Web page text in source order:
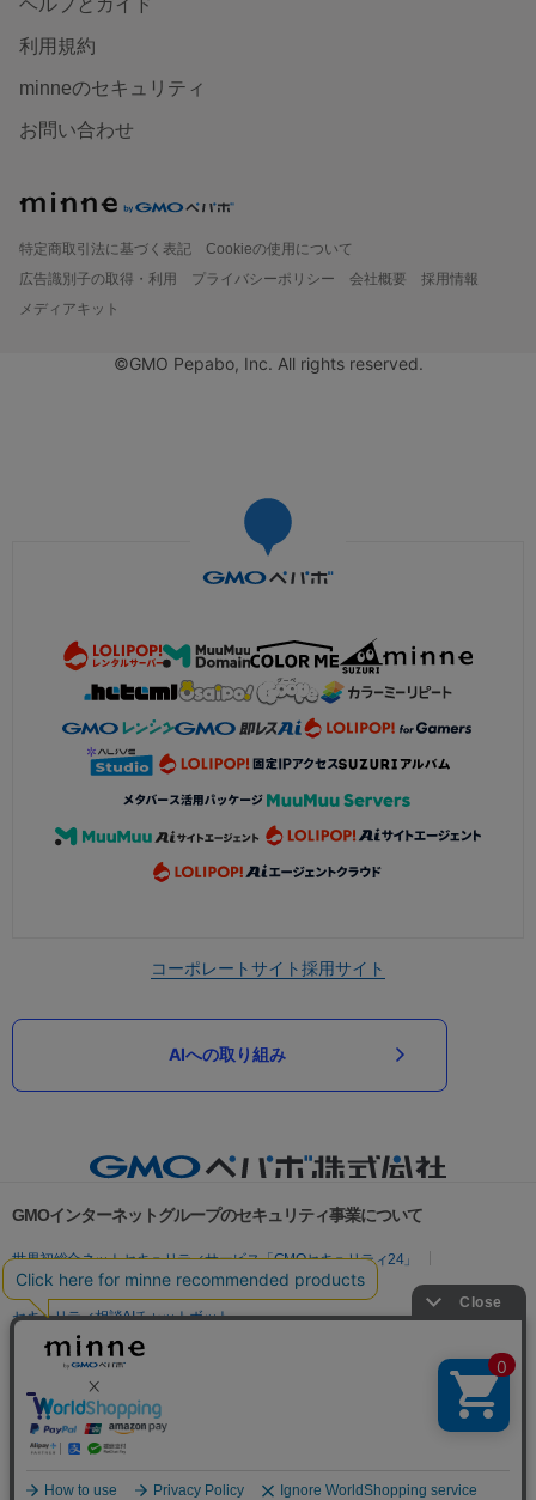
利用規約
minneのセキュリティ
お問い合わせ
特定商取引法に基づく表記
Cookieの使用について
広告識別子の取得・利用
プライバシーポリシー 会社概要
採用情報
メディアキット
©GMO Pepabo, Inc. All rights reserved.
コーポレートサイト採用サイト
AIへの取り組み
GMOインターネットグループのセキュリティ事業について
世界初総合ネットセキュリティサービス「GMOセキュリティ24」
パスワード漏洩診断
Webサイトリスク診断
セキュリティ相談AIチャットボット
実在証明・盗聴対策
サイバー攻撃対策（GMO Flatt Security）
セキュリティ事業の軌跡